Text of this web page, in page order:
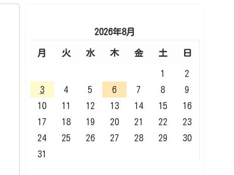
2026年8月
月 火 水 木 金 土 日
1
2
3
4 5 6 7 8
9
10
11 12 13 14 15
16
17
18 19 20 21 22
23
24
25 26 27 28 29
30
31